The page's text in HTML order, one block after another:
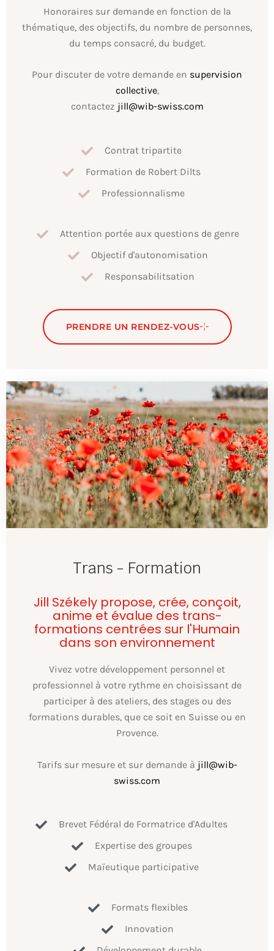
Honoraires sur demande en fonction de la
thématique, des objectifs, du nombre de personnes,
du temps consacré, du budget.
Pour discuter de votre demande en supervision
collective,
contactez jill@wib-swiss.com
Contrat tripartite
Formation de Robert Dilts
Professionnalisme
Attention portée aux questions de genre
Objectif d'autonomisation
Responsabilitsation
PRENDRE UN RENDEZ-VOUS
Trans - Formation
Jill Székely propose, crée, conçoit,
anime et évalue des trans-
formations centrées sur l'Humain
dans son environnement
Vivez votre développement personnel et
professionnel à votre rythme en choisissant de
participer à des ateliers, des stages ou des
formations durables, que ce soit en Suisse ou en
Provence.
Tarifs sur mesure et sur demande à jill@wib-
swiss.com
Brevet Fédéral de Formatrice d'Adultes
Expertise des groupes
Maïeutique participative
Formats flexibles
Innovation